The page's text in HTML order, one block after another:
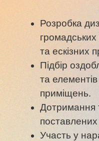
Розробка
громадських
та ескізних
Підбір
та елементів
приміщень.
Дотримання
Участь у